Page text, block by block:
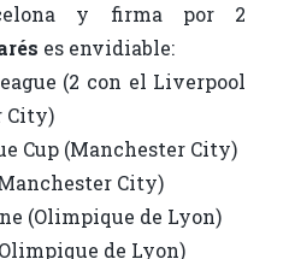
y firma por 2
es envidiable:
(2 con el Liverpool
City)
Cup (Manchester City)
City)
(Olimpique de Lyon)
de Lyon)